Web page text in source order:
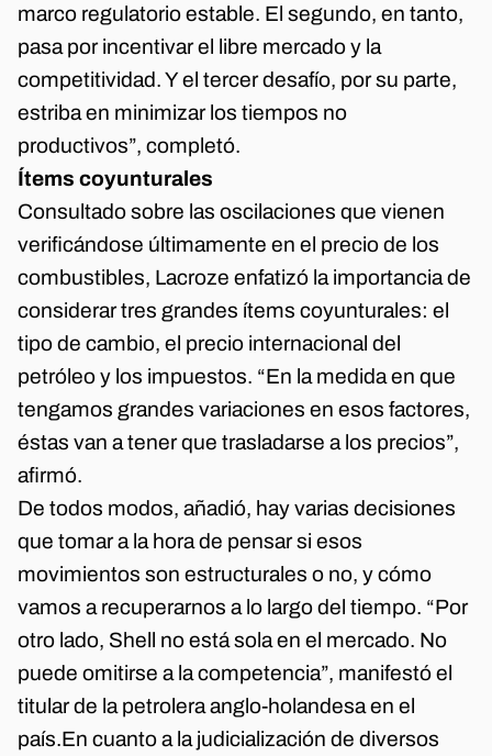
marco regulatorio estable. El segundo, en tanto,
pasa por incentivar el libre mercado y la
competitividad. Y el tercer desafío, por su parte,
estriba en minimizar los tiempos no
productivos”, completó.
Ítems coyunturales
Consultado sobre las oscilaciones que vienen
verificándose últimamente en el precio de los
combustibles, Lacroze enfatizó la importancia de
considerar tres grandes ítems coyunturales: el
tipo de cambio, el precio internacional del
petróleo y los impuestos. “En la medida en que
tengamos grandes variaciones en esos factores,
éstas van a tener que trasladarse a los precios”,
afirmó.
De todos modos, añadió, hay varias decisiones
que tomar a la hora de pensar si esos
movimientos son estructurales o no, y cómo
vamos a recuperarnos a lo largo del tiempo. “Por
otro lado, Shell no está sola en el mercado. No
puede omitirse a la competencia”, manifestó el
titular de la petrolera anglo-holandesa en el
país.En cuanto a la judicialización de diversos